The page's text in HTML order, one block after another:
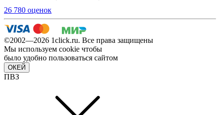
26 780 оценок
©2002—2026 1сlick.ru. Все права защищены
Мы используем cookie чтобы
было удобно пользоваться сайтом
ОКЕЙ
ПВЗ